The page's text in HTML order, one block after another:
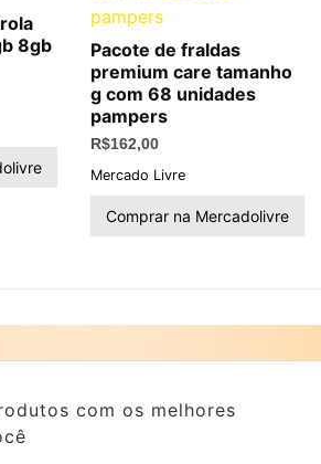
8gb
Pacote de fraldas
premium care tamanho
g com 68 unidades
pampers
R$162,00
Mercado Livre
Comprar na Mercadolivre
com os melhores